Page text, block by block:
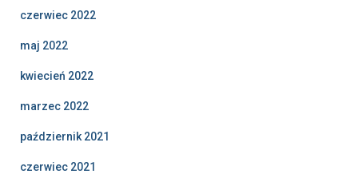
czerwiec 2022
maj 2022
kwiecień 2022
marzec 2022
październik 2021
czerwiec 2021